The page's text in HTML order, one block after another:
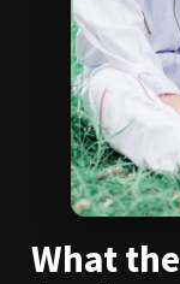
COLECȚII
BL Thailanda
BL Japonia
Bromance / BL
BL Philipine
What